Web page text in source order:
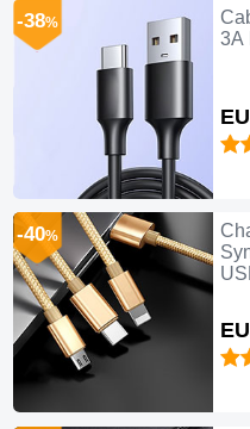
3A
-38%
-40%